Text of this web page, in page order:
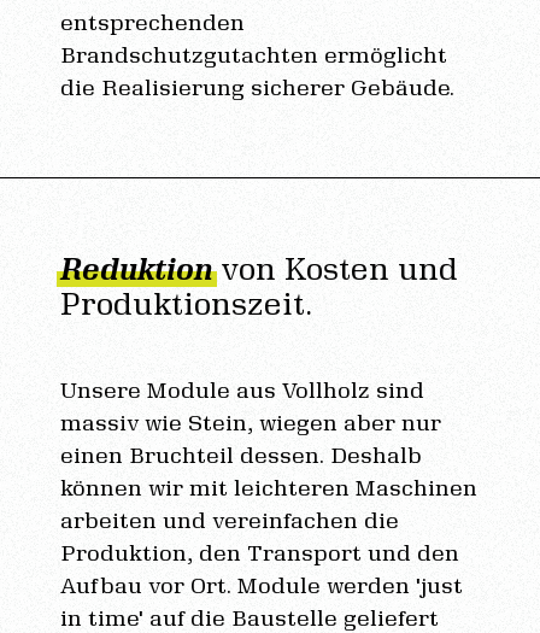
entsprechenden
Brandschutzgutachten ermöglicht
die Realisierung sicherer Gebäude.
Reduktionvon Kosten und
Produktionszeit.
Unsere Module aus Vollholz sind
massiv wie Stein, wiegen aber nur
einen Bruchteil dessen. Deshalb
können wir mit leichteren Maschinen
arbeiten und vereinfachen die
Produktion, den Transport und den
Aufbau vor Ort. Module werden 'just
in time' auf die Baustelle geliefert